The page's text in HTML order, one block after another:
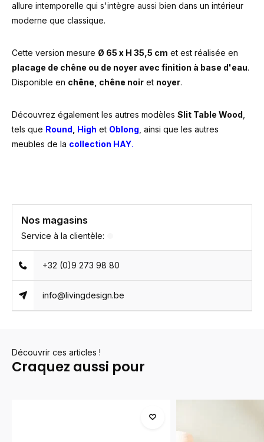
allure intemporelle qui s'intègre aussi bien dans un intérieur
moderne que classique.
Cette version mesure Ø 65 x H 35,5 cm et est réalisée en
placage de chêne ou de noyer avec finition à base d'eau.
Disponible en chêne, chêne noir et noyer.
Découvrez également les autres modèles Slit Table Wood
tels que Round High et Oblong , ainsi que les autres
meubles de la collection HAY.
Nos magasins
Service à la clientèle:
+32 (0)9 273 98 80
info@livingdesign.be
Découvrir ces articles !
Craquez aussi pour